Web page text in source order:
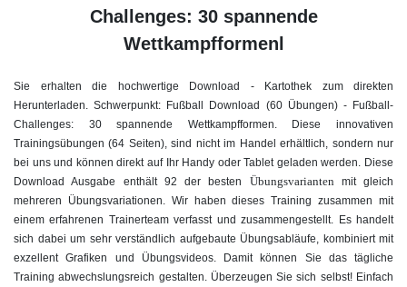
Challenges: 30 spannende
Wettkampfformenl
Sie erhalten die hochwertige Download - Kartothek zum direkten
Herunterladen. Schwerpunkt: Fußball Download (60 Übungen) - Fußball-
Challenges: 30 spannende Wettkampfformen. Diese innovativen
Trainingsübungen (64 Seiten), sind nicht im Handel erhältlich, sondern nur
bei uns und können direkt auf Ihr Handy oder Tablet geladen werden. Diese
Download Ausgabe enthält 92 der besten Übungsvarianten mit gleich
mehreren Übungsvariationen. Wir haben dieses Training zusammen mit
einem erfahrenen Trainerteam verfasst und zusammengestellt. Es handelt
sich dabei um sehr verständlich aufgebaute Übungsabläufe, kombiniert mit
exzellent Grafiken und Übungsvideos. Damit können Sie das tägliche
Training abwechslungsreich gestalten. Überzeugen Sie sich selbst! Einfach